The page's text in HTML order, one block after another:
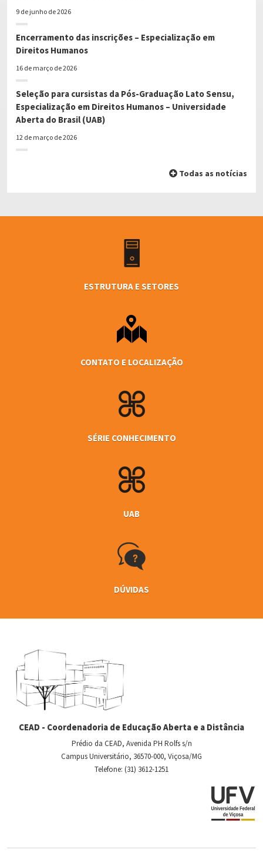
9 de junho de 2026
Encerramento das inscrições – Especialização em
Direitos Humanos
16 de março de 2026
Seleção para cursistas da Pós-Graduação Lato Sensu,
Especialização em Direitos Humanos – Universidade
Aberta do Brasil (UAB)
12 de março de 2026
Todas as notícias
ESTRUTURA E SETORES
CONTATO E LOCALIZAÇÃO
SÉRIE CONHECIMENTO
UAB
DÚVIDAS
CEAD - Coordenadoria de Educação Aberta e a Distância
Prédio da CEAD, Avenida PH Rolfs s/n
Campus Universitário, 36570-000, Viçosa/MG
Telefone: (31) 3612-1251